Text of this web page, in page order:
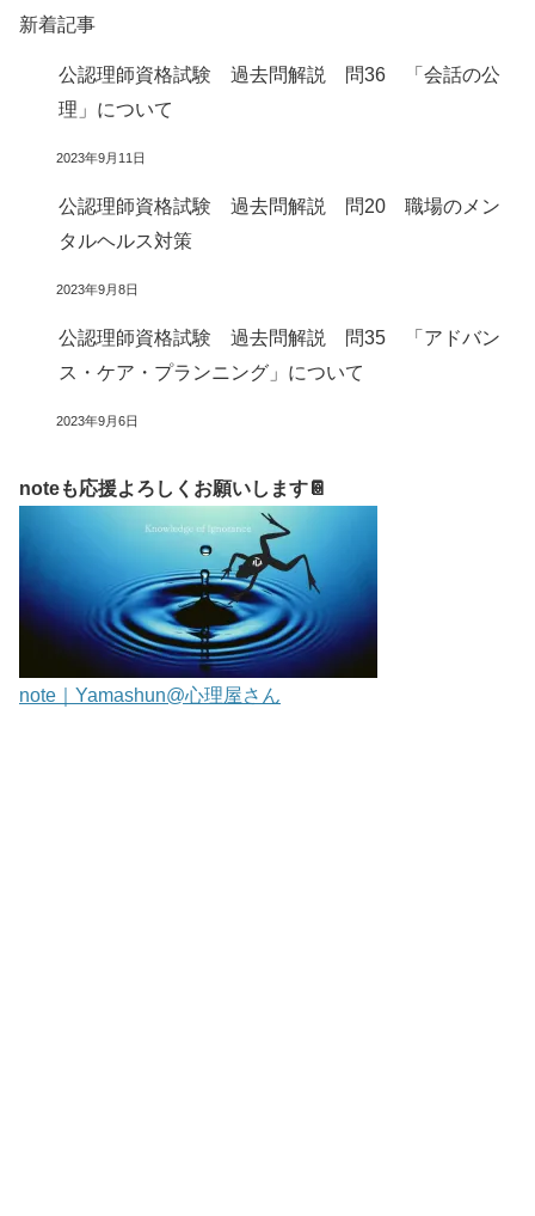
新着記事
公認理師資格試験 過去問解説 問36 「会話の公
理」について
2023年9月11日
公認理師資格試験 過去問解説 問20 職場のメン
タルヘルス対策
2023年9月8日
公認理師資格試験 過去問解説 問35 「アドバン
ス・ケア・プランニング」について
2023年9月6日
noteも応援よろしくお願いします📔
note｜Yamashun@心理屋さん